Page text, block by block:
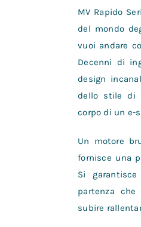
MV Rapido
del mondo
vuoi andare
Decenni di
design
dello stile di
corpo di un e-
Un motore
fornisce una
Si
partenza
subire